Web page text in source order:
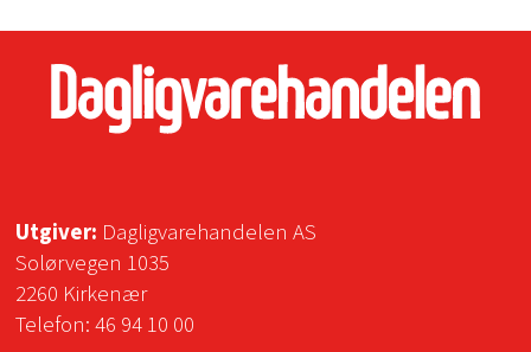
Utgiver: Dagligvarehandelen AS
Solørvegen 1035
2260 Kirkenær
Telefon:46 94 10 00